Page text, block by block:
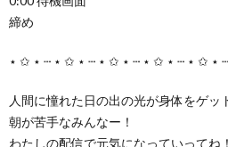
締め
⋆ ✩ ⋆ ┄ ⋆ ✩ ⋆ ┄ ⋆ ✩ ⋆ ┄ ⋆ ✩ ⋆ ┄ ⋆ ✩ ⋆
人間に憧れた日の出の光が身体をゲッ
朝が苦手なみんなー！
わたしの配信で元気になっていってね